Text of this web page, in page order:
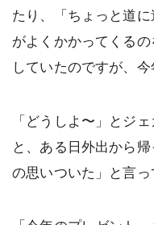
たり、「ちょっと道
がよくかかってくる
していたのですが、
「どうしよ〜」とジ
と、ある日外出から
の思いついた」と言っ